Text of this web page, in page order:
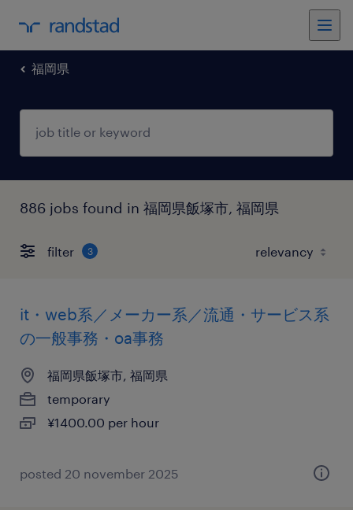
福岡県
886 jobs found in 福岡県飯塚市, 福岡県
filter 3
it・web系／メーカー系／流通・サービス系
の一般事務・oa事務
福岡県飯塚市, 福岡県
temporary
¥1400.00 per hour
posted 20 november 2025